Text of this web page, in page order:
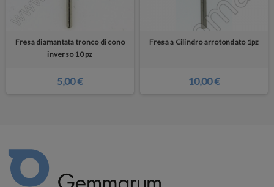
Fresa diamantata tronco di cono
inverso 10 pz
5,00 €
Fresa a Cilindro arrotondato 1pz
10,00 €